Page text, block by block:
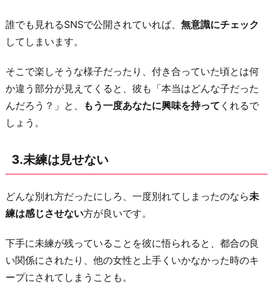
る
お
り
に
誰でも見れるSNSで公開されていれば、 無意識にチェック
してしまいます。
そこで楽しそうな様子だったり、付き合っていた頃とは何
か違う部分が見えてくると、彼も「本当はどんな子だった
んだろう？」と、
もう一度あなたに興味を持って くれるで
しょう。
3.未練は見せない
どんな別れ方だったにしろ、一度別れてしまったのなら未
練は感じさせない方が良いです。
下手に未練が残っていることを彼に悟られると、都合の良
い関係にされたり、他の女性と上手くいかなかった時のキ
ープにされてしまうことも。